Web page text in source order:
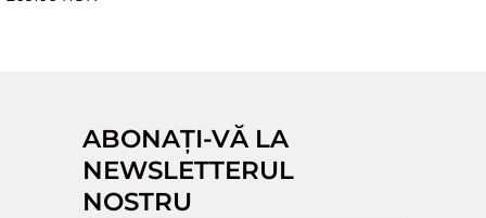
ABONAȚI-VĂ LA
NEWSLETTERUL
NOSTRU